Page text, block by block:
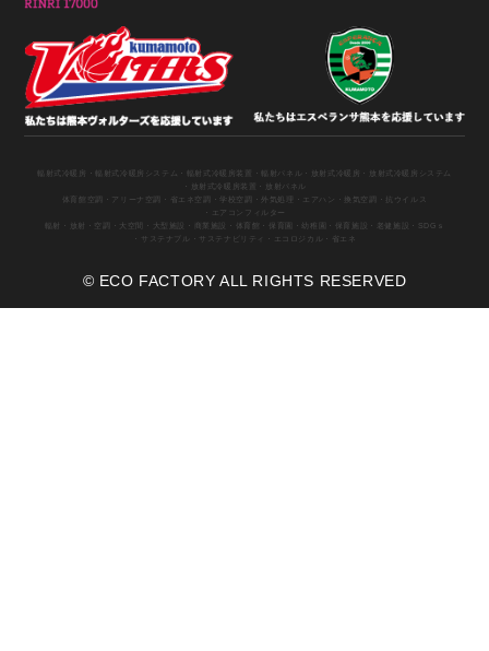
輻射式冷暖房 ・輻射式冷暖房システム ・輻射式冷暖房装置 ・輻射パネル ・放射式冷暖房
・放射式冷暖房システム
・放射式冷暖房装置
・放射パネル
体育館空調
・アリーナ空調 ・省エネ空調 ・学校空調 ・外気処理 ・エアハン ・換気空調
・抗ウイルス
・エアコンフィルター
輻射 ・放射 ・空調 ・大空間 ・大型施設 ・商業施設 ・体育館 ・保育園 ・幼稚園 ・保育施設 ・老健施設
・SDGｓ
・サステナブル
・サステナビリティ ・エコロジカル ・省エネ
© ECO FACTORY ALL RIGHTS RESERVED